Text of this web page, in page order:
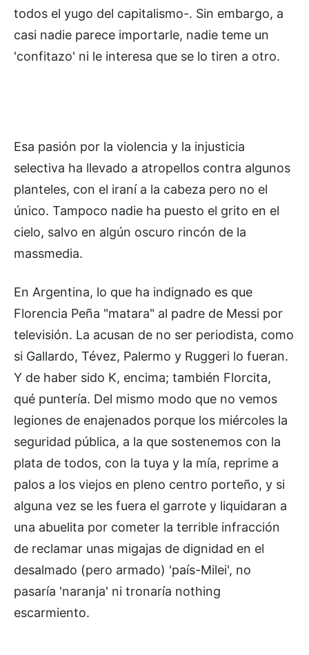
todos el yugo del capitalismo-. Sin embargo, a
casi nadie parece importarle, nadie teme un
'confitazo' ni le interesa que se lo tiren a otro.
Esa pasión por la violencia y la injusticia
selectiva ha llevado a atropellos contra algunos
planteles, con el iraní a la cabeza pero no el
único. Tampoco nadie ha puesto el grito en el
cielo, salvo en algún oscuro rincón de la
massmedia.
En Argentina, lo que ha indignado es que
Florencia Peña "matara" al padre de Messi por
televisión. La acusan de no ser periodista, como
si Gallardo, Tévez, Palermo y Ruggeri lo fueran.
Y de haber sido K, encima; también Florcita,
qué puntería. Del mismo modo que no vemos
legiones de enajenados porque los miércoles la
seguridad pública, a la que sostenemos con la
plata de todos, con la tuya y la mía, reprime a
palos a los viejos en pleno centro porteño, y si
alguna vez se les fuera el garrote y liquidaran a
una abuelita por cometer la terrible infracción
de reclamar unas migajas de dignidad en el
desalmado (pero armado) 'país-Milei', no
pasaría 'naranja' ni tronaría nothing
escarmiento.